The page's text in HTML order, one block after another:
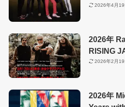
2026年4月19
2026年
RISING
2026年2月19
2026年